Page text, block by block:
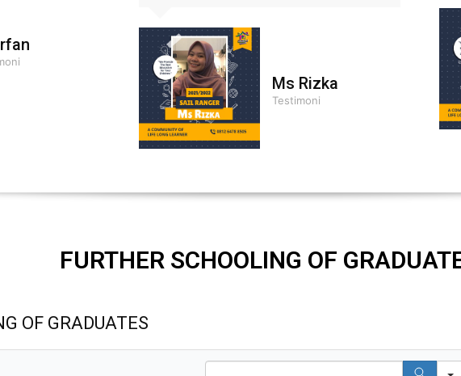
Ms Rizka
Testimoni
FURTHER SCHOOLING OF
OF GRADUATES
Search